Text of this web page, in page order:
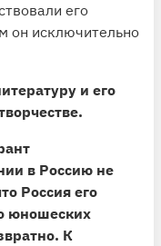
его
он исключительно
и его
в Россию не
Россия его
юношеских
К